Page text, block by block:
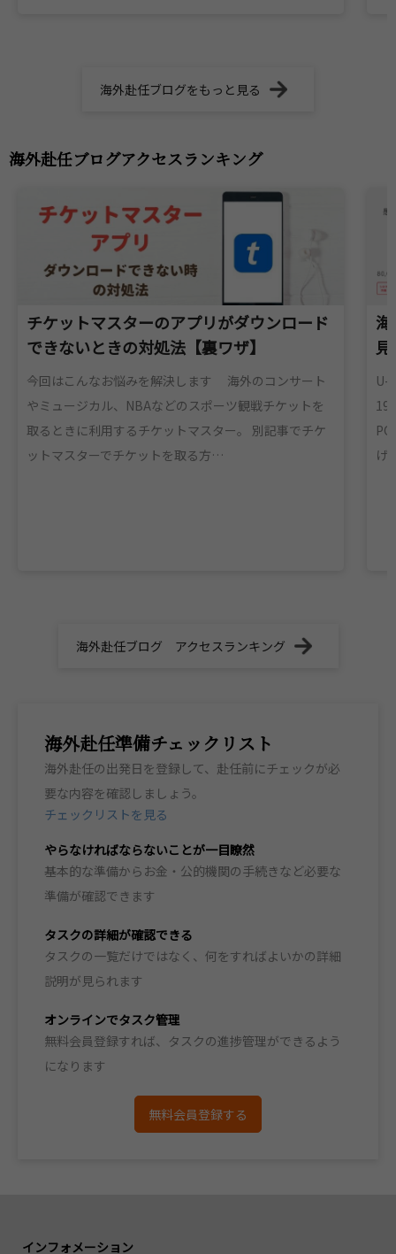
海外赴任ブログをもっと見る
海外赴任ブログアクセスランキング
チケットマスターのアプリがダウンロード
できないときの対処法【裏ワザ】
今回はこんなお悩みを解決します 海外のコンサート
やミュージカル、NBAなどのスポーツ観戦チケットを
取るときに利用するチケットマスター。 別記事でチケ
ットマスターでチケットを取る方…
U-
げ
海外赴任ブログ アクセスランキング
海外赴任準備チェックリスト
海外赴任の出発日を登録して、赴任前にチェックが必
要な内容を確認しましょう。
チェックリストを見る
やらなければならないことが一目瞭然
基本的な準備からお金・公的機関の手続きなど必要な
準備が確認できます
タスクの詳細が確認できる
タスクの一覧だけではなく、何をすればよいかの詳細
説明が見られます
オンラインでタスク管理
無料会員登録すれば、タスクの進捗管理ができるよう
になります
無料会員登録する
インフォメーション